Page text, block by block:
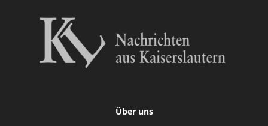
Über uns